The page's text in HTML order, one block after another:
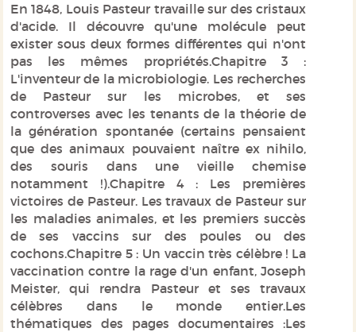
En 1848, Louis Pasteur travaille sur des cristaux
d'acide. Il découvre qu'une molécule peut
exister sous deux formes différentes qui n'ont
pas les mêmes propriétés.Chapitre 3 :
L'inventeur de la microbiologie. Les recherches
de Pasteur sur les microbes, et ses
controverses avec les tenants de la théorie de
la génération spontanée (certains pensaient
que des animaux pouvaient naître ex nihilo,
des souris dans une vieille chemise
notamment !).Chapitre 4 : Les premières
victoires de Pasteur. Les travaux de Pasteur sur
les maladies animales, et les premiers succès
de ses vaccins sur des poules ou des
cochons.Chapitre 5 : Un vaccin très célèbre ! La
vaccination contre la rage d'un enfant, Joseph
Meister, qui rendra Pasteur et ses travaux
célèbres dans le monde entier.Les
thématiques des pages documentaires :Les